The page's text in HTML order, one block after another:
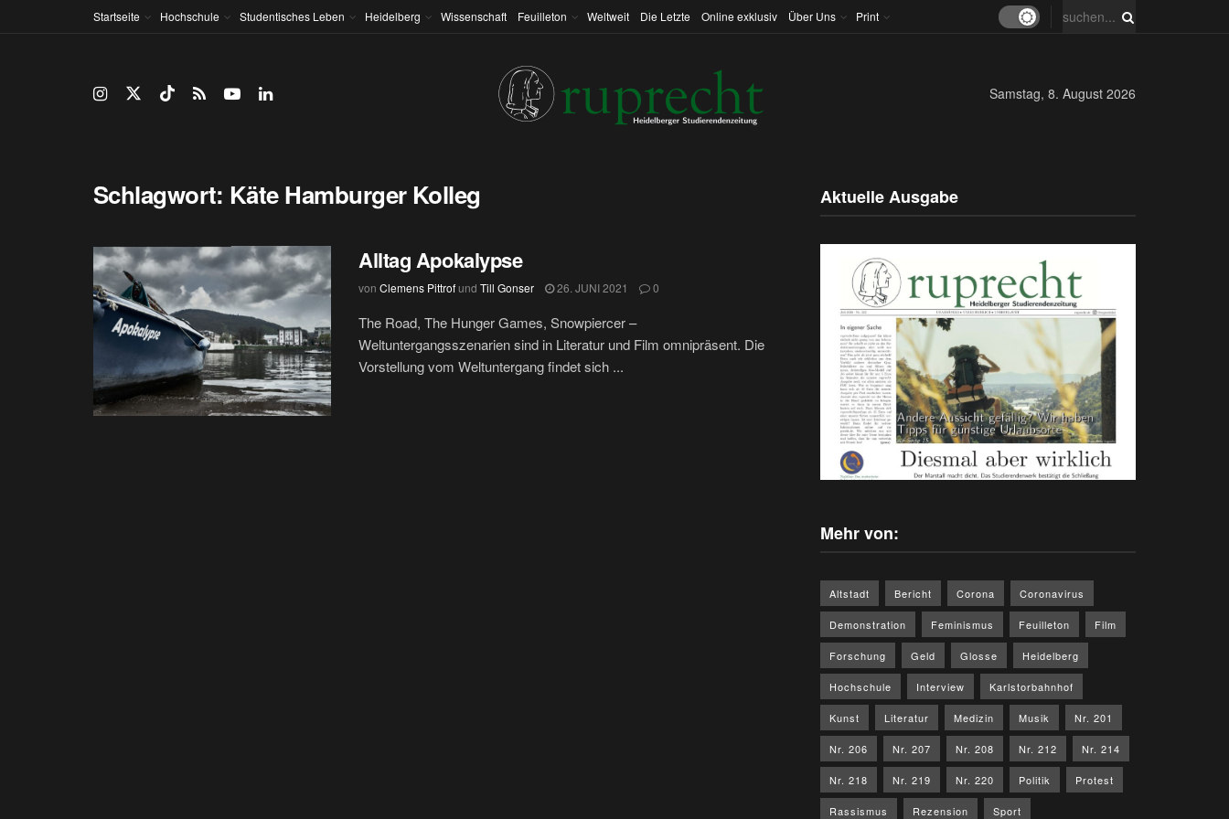
Startseite Hochschule Studentisches Leben Heidelberg Wissenschaft Feuilleton Weltweit Die Letzte Online exklusiv Über Uns Print
Samstag, 8. August 2026
Schlagwort: Käte Hamburger Kolleg
Alltag Apokalypse
von Clemens Pittrofund Till Gonser 26. JUNI 2021 0
The Road, The Hunger Games, Snowpiercer –
Weltuntergangsszenarien sind in Literatur und Film omnipräsent. Die
Vorstellung vom Weltuntergang findet sich ...
Aktuelle Ausgabe
Mehr von:
Altstadt Bericht Corona Coronavirus
Demonstration Feminismus Feuilleton Film
Forschung Geld Glosse Heidelberg
Hochschule Interview Karlstorbahnhof
Kunst Literatur Medizin Musik Nr. 201
Nr. 206 Nr. 207 Nr. 208 Nr. 212 Nr. 214
Nr. 218 Nr. 219 Nr. 220 Politik Protest
Rassismus Rezension Sport